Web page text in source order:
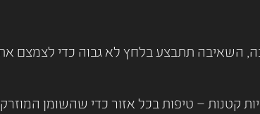
השאיבה תתבצע בלחץ לא גבוה כדי לצמצם
קטנות – טיפות בכל אזור כדי שהשומן